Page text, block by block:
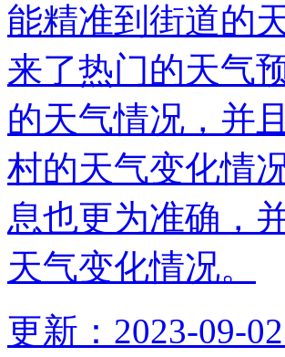
能精准到街道的
来了热门的天气
的天气情况，并
村的天气变化情
息也更为准确，
天气变化情况。
更新：2023-09-